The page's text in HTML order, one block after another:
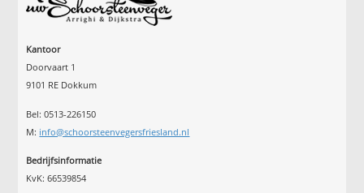
Kantoor
Doorvaart 1
9101 RE Dokkum
Bel: 0513-226150
M: info@schoorsteenvegersfriesland.nl
Bedrijfsinformatie
KvK: 66539854